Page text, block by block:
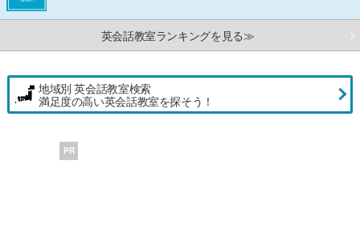
英会話教室ランキングを見る≫
地域別 英会話教室検索
満足度の高い英会話教室を探そう！
PR